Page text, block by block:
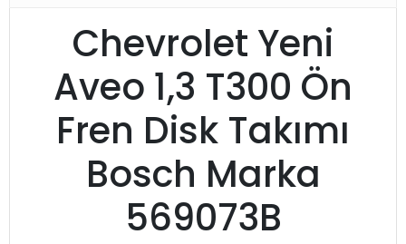
Chevrolet Yeni
Aveo 1,3 T300 Ön
Fren Disk Takımı
Bosch Marka
569073B